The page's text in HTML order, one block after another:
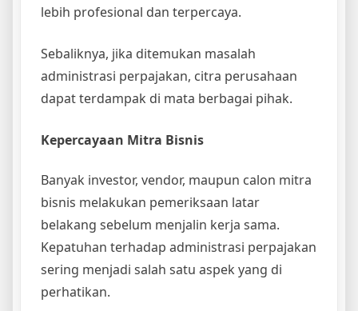
lebih profesional dan terpercaya.
Sebaliknya, jika ditemukan masalah
administrasi perpajakan, citra perusahaan
dapat terdampak di mata berbagai pihak.
Kepercayaan Mitra Bisnis
Banyak investor, vendor, maupun calon mitra
bisnis melakukan pemeriksaan latar
belakang sebelum menjalin kerja sama.
Kepatuhan terhadap administrasi perpajakan
sering menjadi salah satu aspek yang di
perhatikan.